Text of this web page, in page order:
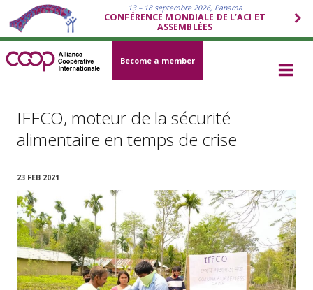
13 – 18 septembre 2026, Panama
CONFÉRENCE MONDIALE DE L’ACI ET
ASSEMBLÉES
Become a member
IFFCO, moteur de la sécurité
alimentaire en temps de crise
23 FEB 2021